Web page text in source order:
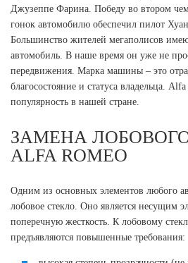
Джузеппе Фарина. Победу во втором
гонок автомобилю обеспечил пилот
Большинство жителей мегаполисов
автомобиль. В наше время он уже не
передвижения. Марка машины – это
благосостояние и статуса владельца.
популярность в нашей стране.
ЗАМЕНА
ALFA ROMEO
Одним из основных элементов любого
лобовое стекло. Оно является несущим
поперечную жесткость. К лобовому
предъявляются повышенные требования: